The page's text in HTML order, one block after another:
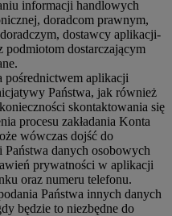
informacji handlowych
doradcom prawnym,
dostawcy aplikacji-
dostarczającym
pośrednictwem aplikacji
Państwa, jak również
skontaktowania się
procesu zakładania Konta
wówczas dojść do
danych osobowych
prywatności w aplikacji
oraz numeru telefonu.
Państwa innych danych
będzie to niezbędne do